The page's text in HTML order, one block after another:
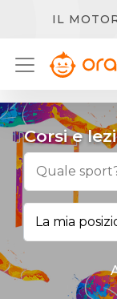
IL
Corsi e